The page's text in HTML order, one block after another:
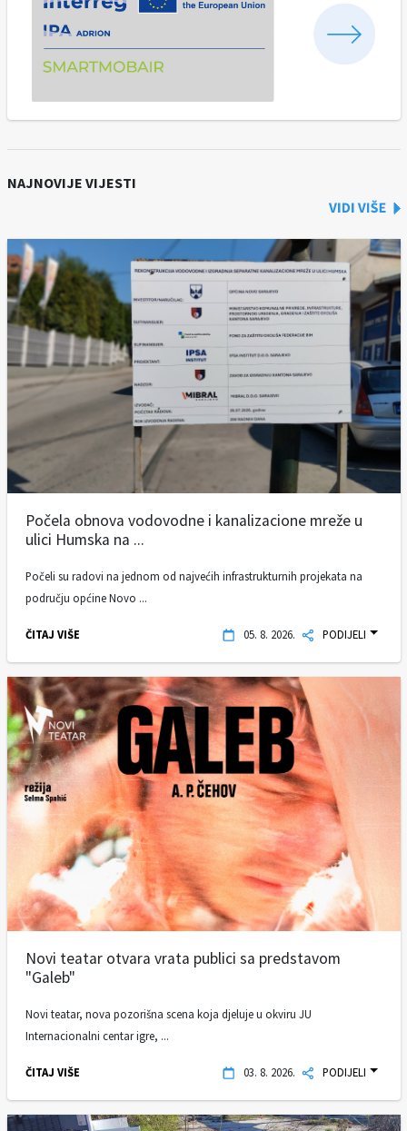
NAJNOVIJE VIJESTI
Počela obnova vodovodne i kanalizacione mreže u
ulici Humska na ...
Počeli su radovi na jednom od najvećih infrastrukturnih projekata na
području općine Novo ...
ČITAJ VIŠE 05. 8. 2026. PODIJELI
Novi teatar otvara vrata publici sa predstavom
"Galeb"
Novi teatar, nova pozorišna scena koja djeluje u okviru JU
Internacionalni centar igre, ...
ČITAJ VIŠE 03. 8. 2026. PODIJELI